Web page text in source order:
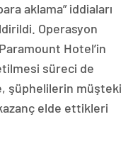
aklama” iddiaları
Operasyon
Hotel’in
süreci de
şüphelilerin müşteki
elde ettikleri